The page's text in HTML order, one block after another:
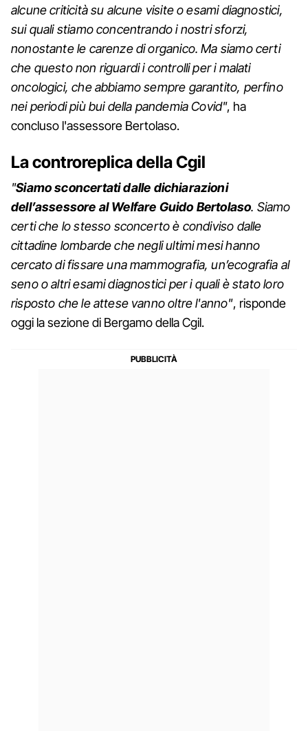
alcune criticità su alcune visite o esami diagnostici,
sui quali stiamo concentrando i nostri sforzi,
nonostante le carenze di organico. Ma siamo certi
che questo non riguardi i controlli per i malati
oncologici, che abbiamo sempre garantito, perfino
nei periodi più bui della pandemia Covid", ha
concluso l'assessore Bertolaso.
La controreplica della Cgil
"Siamo sconcertati dalle dichiarazioni
dell’assessore al Welfare Guido Bertolaso. Siamo
certi che lo stesso sconcerto è condiviso dalle
cittadine lombarde che negli ultimi mesi hanno
cercato di fissare una mammografia, un’ecografia al
seno o altri esami diagnostici per i quali è stato loro
risposto che le attese vanno oltre l'anno", risponde
oggi la sezione di Bergamo della Cgil.